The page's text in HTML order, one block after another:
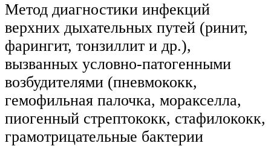
Метод диагностики инфекций
верхних дыхательных путей (ринит,
фарингит, тонзиллит и др.),
вызванных условно-патогенными
возбудителями (пневмококк,
гемофильная палочка, моракселла,
пиогенный стрептококк, стафилококк,
грамотрицательные бактерии